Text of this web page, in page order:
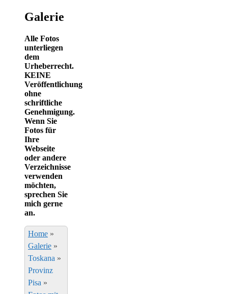
Galerie
Alle Fotos
unterliegen
dem
Urheberrecht.
KEINE
Veröffentlichung
ohne
schriftliche
Genehmigung.
Wenn Sie
Fotos für
Ihre
Webseite
oder andere
Verzeichnisse
verwenden
möchten,
sprechen Sie
mich gerne
an.
Home »
Galerie »
Toskana »
Provinz
Pisa »